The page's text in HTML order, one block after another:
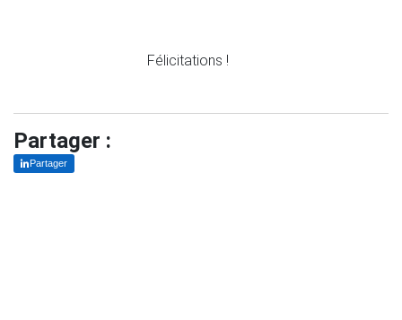
Félicitations !
Partager :
Partager